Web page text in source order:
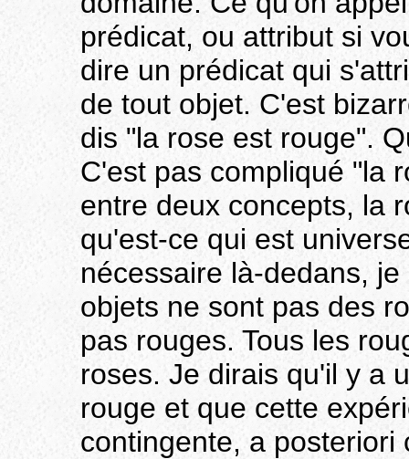
prédicat, ou attribut si
dire un prédicat qui
de tout objet. C'est
dis "la rose est rouge".
C'est pas compliqué "la
entre deux concepts, la
qu'est-ce qui est
nécessaire là-dedans,
objets ne sont pas des
pas rouges. Tous les
roses. Je dirais qu'il y a
rouge et que cette
contingente, a